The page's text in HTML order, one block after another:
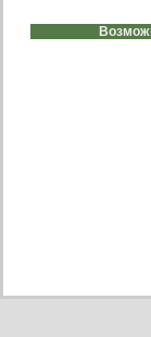
20/02/2023